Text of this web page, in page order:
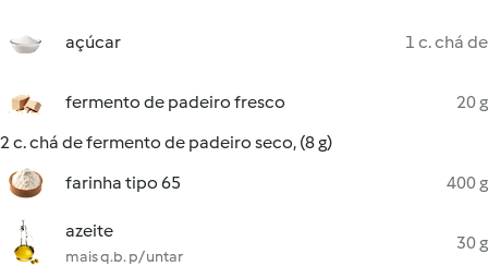
açúcar 1 c. chá de
fermento de padeiro fresco
20 g
2 c. chá de fermento de padeiro seco, (8 g)
farinha tipo 65
400 g
azeite
mais q.b. p/ untar
30 g